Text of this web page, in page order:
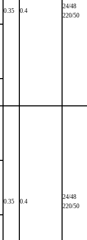
0.35 0.4
24/48
220/50
0.35 0.4
24/48
220/50